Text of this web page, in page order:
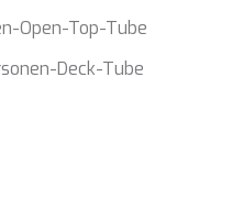
Open-Top-Tube
Deck-Tube